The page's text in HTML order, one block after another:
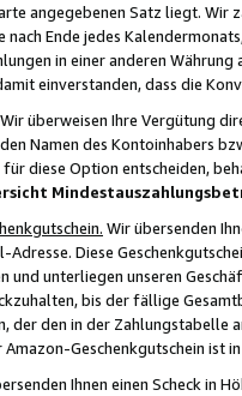
angegebenen Satz liegt.
Ende jedes
in einer anderen
einverstanden, dass die
Wir überweisen Ihre Vergütung
Namen des Kontoinhabers
diese Option entscheiden,
Wir übersenden
Diese
unterliegen unseren
bis der fällige
der den in der
Geschenkgutschein ist
Ihnen einen Scheck in